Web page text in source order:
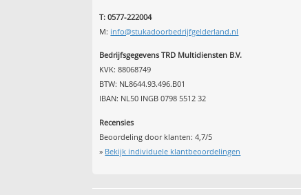
T: 0577-222004
M: info@stukadoorbedrijfgelderland.nl
Bedrijfsgegevens TRD Multidiensten B.V.
KVK: 88068749
BTW: NL8644.93.496.B01
IBAN: NL50 INGB 0798 5512 32
Recensies
Beoordeling door klanten:4,7/5
» Bekijk individuele klantbeoordelingen